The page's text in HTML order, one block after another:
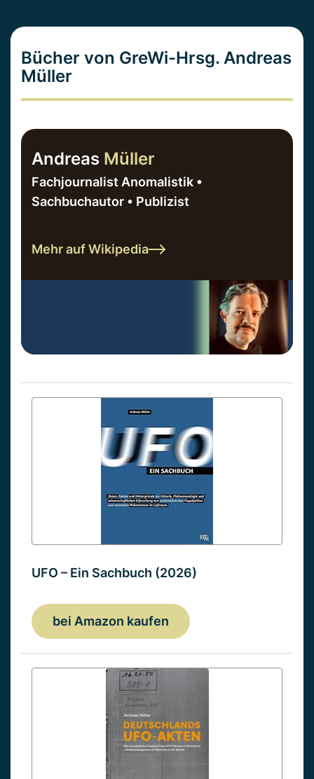
Bücher von GreWi-Hrsg. Andreas
Müller
Andreas Müller
Fachjournalist Anomalistik •
Sachbuchautor • Publizist
Mehr auf Wikipedia
UFO – Ein Sachbuch (2026)
bei Amazon kaufen